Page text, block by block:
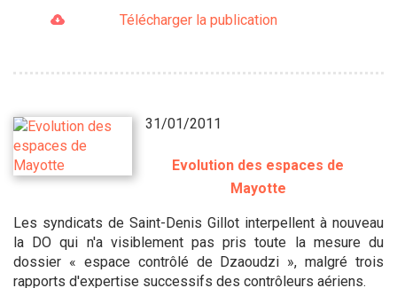
Télécharger la publication
31/01/2011
Evolution des espaces de
Mayotte
Les syndicats de Saint-Denis Gillot interpellent à nouveau
la DO qui n'a visiblement pas pris toute la mesure du
dossier « espace contrôlé de Dzaoudzi », malgré trois
rapports d'expertise successifs des contrôleurs aériens.